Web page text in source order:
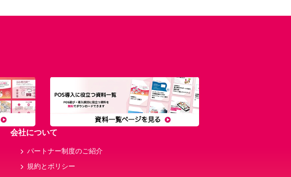
会社について
パートナー制度のご紹介
規約とボリシー